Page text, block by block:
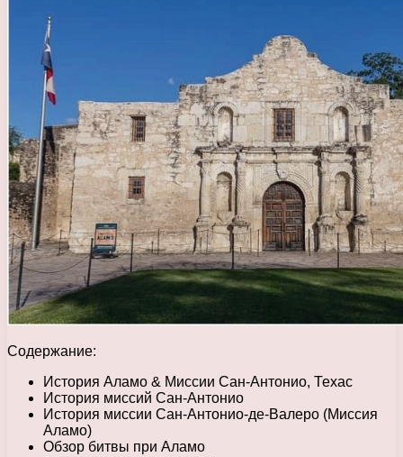
Содержание:
История Аламо & Миссии Сан-Антонио, Техас
История миссий Сан-Антонио
История миссии Сан-Антонио-де-Валеро (Миссия
Аламо)
Обзор битвы при Аламо